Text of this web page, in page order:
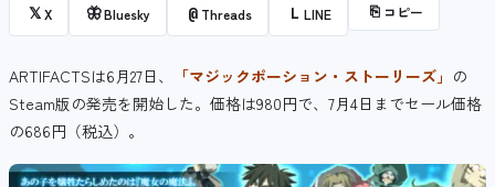
𝕏X 🦋Bluesky @ Threads L LINE ⎘ コピー
ARTIFACTSは6月27日、 「マジックポーション・ストーリーズ」 の
Steam版の発売を開始した。価格は980円で、7月4日までセール価格
の686円（税込）。